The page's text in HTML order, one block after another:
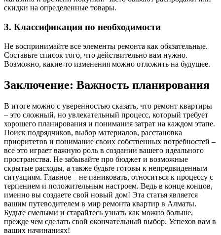
скидки на определенные товары.
3. Классификация по необходимости
Не воспринимайте все элементы ремонта как обязательные.
Составьте список того, что действительно вам нужно.
Возможно, какие-то изменения можно отложить на будущее.
Заключение: Важность планирования
В итоге можно с уверенностью сказать, что ремонт квартиры
– это сложный, но увлекательный процесс, который требует
хорошего планирования и понимания затрат на каждом этапе.
Поиск подрядчиков, выбор материалов, расстановка
приоритетов и понимание своих собственных потребностей –
все это играет важную роль в создании вашего идеального
пространства. Не забывайте про бюджет и возможные
скрытые расходы, а также будьте готовы к непредвиденным
ситуациям. Главное – не паниковать, относиться к процессу с
терпением и положительным настроем. Ведь в конце концов,
именно вы создаете свой новый дом! Эта статья является
вашим путеводителем в мир ремонта квартир в Алматы.
Будьте смелыми и старайтесь узнать как можно больше,
прежде чем сделать свой окончательный выбор. Успехов вам в
ваших начинаниях!